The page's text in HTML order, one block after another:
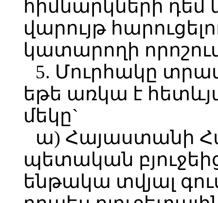
հիմնարկների
վարույթ
կատարողի
5. Մուրհակը
եթե առկա է
մեկը`
ա) Հայաստանի
պետական
ենթակա տվյալ